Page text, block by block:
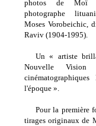
photos de
photographe
Moses Vorobeichic,
Raviv (1904-1995).
Un « artiste
Nouvelle Vision
l'époque ».
Pour la première
tirages originaux de